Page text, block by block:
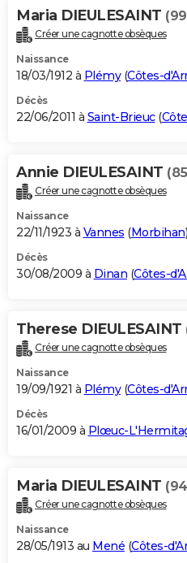
Maria DIEULESAINT
Créer une cagnotte obsèques
Naissance
18/03/1912 à Plémy(Côtes-
Décès
22/06/2011 à Saint-Brieuc(
Annie DIEULESAINT
Créer une cagnotte obsèques
Naissance
22/11/1923 à Vannes (Morbihan)
Décès
30/08/2009 à Dinan (Côtes-
Therese DIEULESAINT
Créer une cagnotte obsèques
Naissance
19/09/1921 à Plémy(Côtes-
Décès
16/01/2009 à Plœuc-
Maria DIEULESAINT
Créer une cagnotte obsèques
Naissance
28/05/1913 au Mené (Côtes-